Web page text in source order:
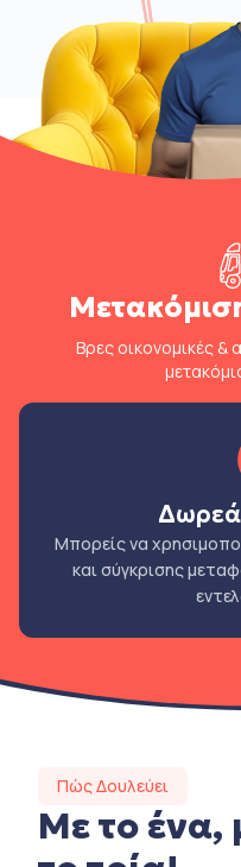
Βρες οικονομικές &
Μπορείς να
και σύγκρισης
Πώς Δουλεύει
Με το ένα,